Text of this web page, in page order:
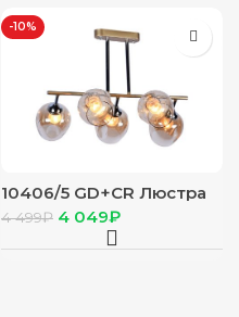
диммером, что позволяет
регулировать яркость
-10%
10406/5 GD+CR Люстра
Е27*60Вт
4 499₽ 4 049₽